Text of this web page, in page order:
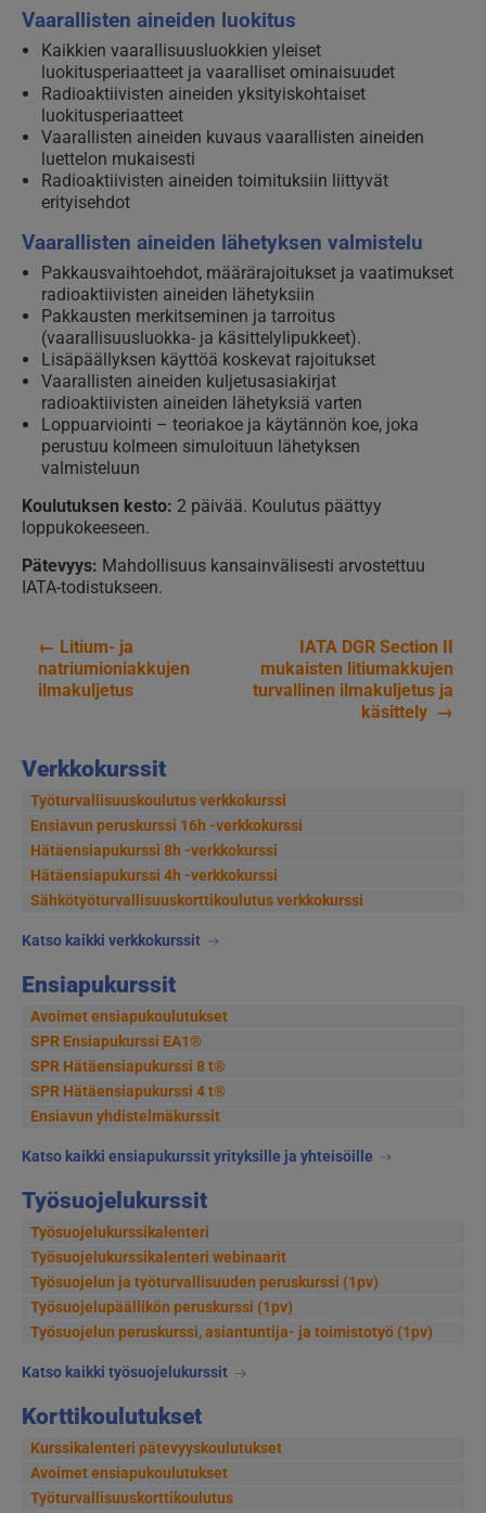
Verkkokurssit
Työturvallisuuskoulutus verkkokurssi
Ensiavun peruskurssi 16h -verkkokurssi
Hätäensiapukurssi 8h -verkkokurssi
Hätäensiapukurssi 4h -verkkokurssi
Sähkötyöturvallisuus­korttikoulutus verkkokurssi
Katso kaikki verkkokurssit
Ensiapukurssit
Avoimet ensiapukoulutukset
SPR Ensiapukurssi EA1®
SPR Hätäensiapukurssi 8 t®
SPR Hätäensiapukurssi 4 t®
Ensiavun yhdistelmäkurssit
Katso kaikki ensiapukurssit yrityksille ja yhteisöille
Työsuojelukurssit
Työsuojelukurssikalenteri
Työsuojelukurssikalenteri webinaarit
Työsuojelun ja työturvallisuuden peruskurssi (1pv)
Työsuojelupäällikön peruskurssi (1pv)
Työsuojelun peruskurssi, asiantuntija- ja toimistotyö (1pv)
Katso kaikki työsuojelukurssit
Korttikoulutukset
Kurssikalenteri pätevyyskoulutukset
Avoimet ensiapukoulutukset
Työturvallisuuskorttikoulutus
Vaarallisten aineiden luokitus
Kaikkien vaarallisuusluokkien yleiset
luokitusperiaatteet ja vaaralliset ominaisuudet
Radioaktiivisten aineiden yksityiskohtaiset
luokitusperiaatteet
Vaarallisten aineiden kuvaus vaarallisten aineiden
luettelon mukaisesti
Radioaktiivisten aineiden toimituksiin liittyvät
erityisehdot
Vaarallisten aineiden lähetyksen valmistelu
Pakkausvaihtoehdot, määrärajoitukset ja vaatimukset
radioaktiivisten aineiden lähetyksiin
Pakkausten merkitseminen ja tarroitus
(vaarallisuusluokka- ja käsittelylipukkeet).
Lisäpäällyksen käyttöä koskevat rajoitukset
Vaarallisten aineiden kuljetusasiakirjat
radioaktiivisten aineiden lähetyksiä varten
Loppuarviointi – teoriakoe ja käytännön koe, joka
perustuu kolmeen simuloituun lähetyksen
valmisteluun
Koulutuksen kesto: 2 päivää. Koulutus päättyy
loppukokeeseen.
Pätevyys: Mahdollisuus kansainvälisesti arvostettuu
IATA-todistukseen.
Artikkelien
← Litium- ja
natriumioniakkujen
ilmakuljetus
IATA DGR Section II
mukaisten litiumakkujen
turvallinen ilmakuljetus ja
käsittely →